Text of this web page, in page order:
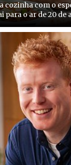
cozinha com o
para o ar de 20 de
do